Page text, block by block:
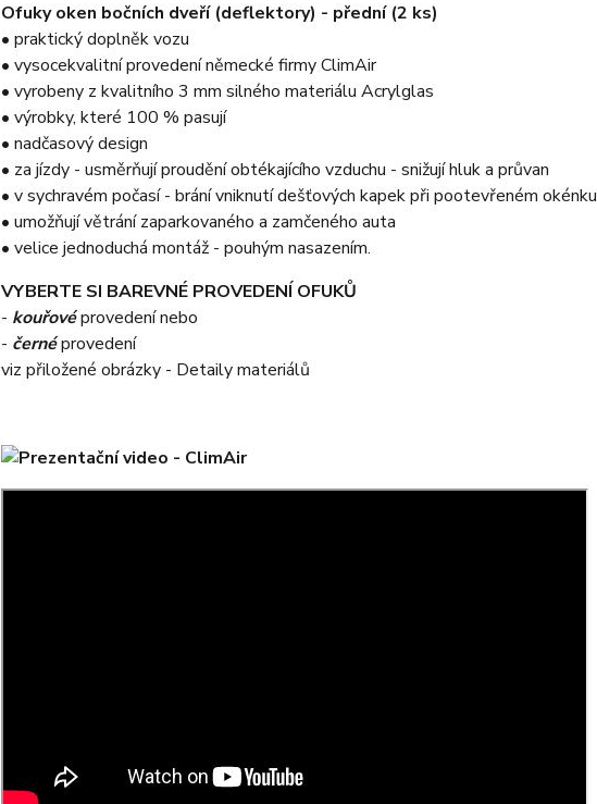
Ofuky oken bočních dveří (deflektory) - přední (2 ks)
• praktický doplněk vozu
• vysocekvalitní provedení německé firmy ClimAir
• vyrobeny z kvalitního 3 mm silného materiálu Acrylglas
• výrobky, které 100 % pasují
• nadčasový design
• za jízdy - usměrňují proudění obtékajícího vzduchu - snižují hluk a průvan
• v sychravém počasí - brání vniknutí dešťových kapek při pootevřeném okénku
• umožňují větrání zaparkovaného a zamčeného auta
• velice jednoduchá montáž - pouhým nasazením.
VYBERTE SI BAREVNÉ PROVEDENÍ OFUKŮ
- kouřovéprovedení nebo
- černéprovedení
viz přiložené obrázky - Detaily materiálů